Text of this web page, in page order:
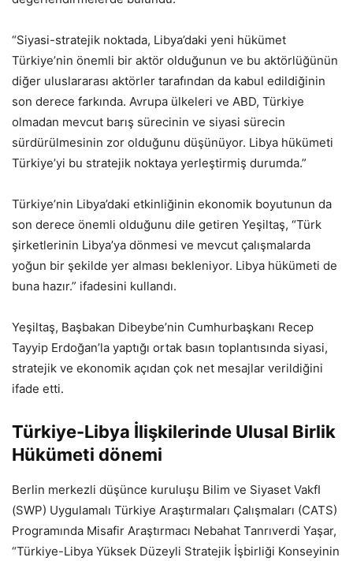
“Siyasi-stratejik noktada, Libya’daki yeni hükümet
Türkiye’nin önemli bir aktör olduğunun ve bu aktörlüğünün
diğer uluslararası aktörler tarafından da kabul edildiğinin
son derece farkında. Avrupa ülkeleri ve ABD, Türkiye
olmadan mevcut barış sürecinin ve siyasi sürecin
sürdürülmesinin zor olduğunu düşünüyor. Libya hükümeti
Türkiye’yi bu stratejik noktaya yerleştirmiş durumda.”
Türkiye’nin Libya’daki etkinliğinin ekonomik boyutunun da
son derece önemli olduğunu dile getiren Yeşiltaş, “Türk
şirketlerinin Libya’ya dönmesi ve mevcut çalışmalarda
yoğun bir şekilde yer alması bekleniyor. Libya hükümeti de
buna hazır.” ifadesini kullandı.
Yeşiltaş, Başbakan Dibeybe’nin Cumhurbaşkanı Recep
Tayyip Erdoğan’la yaptığı ortak basın toplantısında siyasi,
stratejik ve ekonomik açıdan çok net mesajlar verildiğini
ifade etti.
Türkiye-Libya İlişkilerinde Ulusal Birlik
Hükümeti dönemi
Berlin merkezli düşünce kuruluşu Bilim ve Siyaset VakfI
(SWP) Uygulamalı Türkiye Araştırmaları Çalışmaları (CATS)
Programında Misafir Araştırmacı Nebahat Tanrıverdi Yaşar,
“Türkiye-Libya Yüksek Düzeyli Stratejik İşbirliği Konseyinin